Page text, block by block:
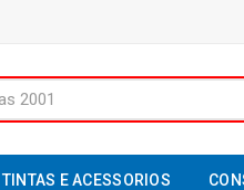
TINTAS E ACESSORIOS